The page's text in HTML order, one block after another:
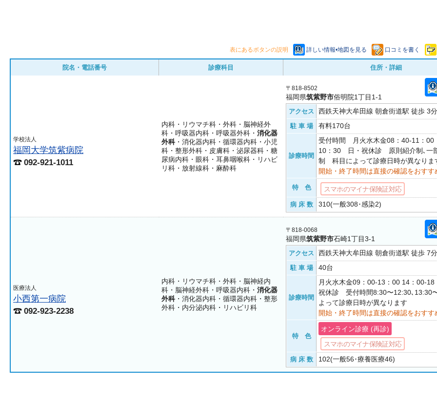
表にあるボタンの説明 詳しい情報•地図を見る 口コミを書く
院名・電話番号 診療科目 住所・詳細
学校法人
福岡大学筑紫病院
092-921-1011
内科・リウマチ科・外科・脳神経外
科・呼吸器内科・呼吸器外科・ 消化器
外科・消化器内科・循環器内科・小児
科・整形外科・皮膚科・泌尿器科・糖
尿病内科・眼科・耳鼻咽喉科・リハビ
リ科・放射線科・麻酔科
〒818-8502
福岡県筑紫野市俗明院1丁目1-1
アクセス 西鉄天神大牟田線 朝倉街道駅 徒歩 3分
駐 車 場 有料170台
診療時間
受付時間 月火水木金08：40-11：
10：30 日・祝休診 原則紹介制､一
制 科目によって診療日時が異なりま
開始・終了時間は直接の確認をおすす
特 色 スマホのマイナ保険証対応
病 床 数 310(一般308･感染2)
医療法人
小西第一病院
092-923-2238
内科・リウマチ科・外科・脳神経内
科・脳神経外科・呼吸器内科・ 消化器
外科・消化器内科・循環器内科・整形
外科・内分泌内科・リハビリ科
〒818-0068
福岡県筑紫野市石崎1丁目3-1
アクセス 西鉄天神大牟田線 朝倉街道駅 徒歩 7分
駐 車 場 40台
診療時間
月火水木金09：00-13：00 14：00-
祝休診 受付時間8:30〜12:30､13:30
よって診療日時が異なります
開始・終了時間は直接の確認をおすす
特 色
オンライン診療 (再診)
スマホのマイナ保険証対応
病 床 数 102(一般56･療養医療46)